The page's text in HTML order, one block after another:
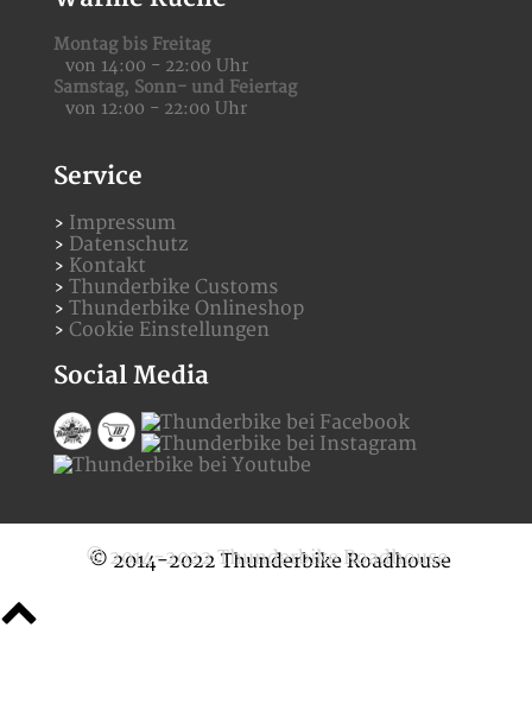
Montag bis Freitag
von 14:00 - 22:00 Uhr
Samstag, Sonn- und Feiertag
von 12:00 - 22:00 Uhr
Service
Impressum
Datenschutz
Kontakt
Thunderbike Customs
Thunderbike Onlineshop
Cookie Einstellungen
Social Media
© 2014-2022 Thunderbike Roadhouse